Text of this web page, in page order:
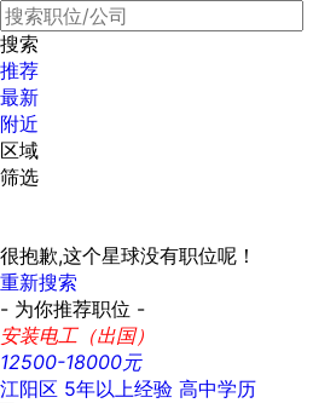
搜索
推荐
最新
附近
区域
筛选
很抱歉,这个星球没有职位呢！
重新搜索
- 为你推荐职位 -
安装电工（出国）
12500-18000元
江阳区 5年以上经验 高中学历